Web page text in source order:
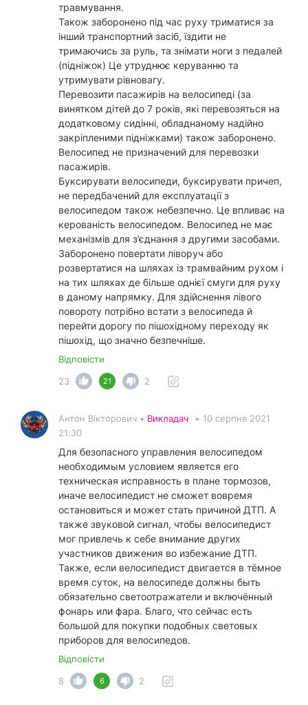
травмування.
Також заборонено під час руху триматися за
інший транспортний засіб, їздити не
тримаючись за руль, та знімати ноги з педалей
(підніжок) Це утруднює керуванню та
утримувати рівновагу.
Перевозити пасажирів на велосипеді (за
винятком дітей до 7 років, які перевозяться на
додатковому сидінні, обладнаному надійно
закріпленими підніжками) також заборонено.
Велосипед не призначений для перевозки
пасажирів.
Буксирувати велосипеди, буксирувати причеп,
не передбачений для експлуатації з
велосипедом також небезпечно. Це впливає на
керованість велосипедом. Велосипед не має
механізмів для з’єднання з другими засобами.
Заборонено повертати ліворуч або
розвертатися на шляхах із трамвайним рухом і
на тих шляхах де більше однієї смуги для руху
в даному напрямку. Для здійснення лівого
повороту потрібно встати з велосипеда й
перейти дорогу по пішохідному переходу як
пішохід, що значно безпечніше.
Відповісти
23
21 2
Антон Вікторович • Викладач • 10 серпня 2021
21:30
Для безопасного управления велосипедом
необходимым условием является его
техническая исправность в плане тормозов,
иначе велосипедист не сможет вовремя
остановиться и может стать причиной ДТП. А
также звуковой сигнал, чтобы велосипедист
мог привлечь к себе внимание других
участников движения во избежание ДТП.
Также, если велосипедист двигается в тёмное
время суток, на велосипеде должны быть
обязательно светоотражатели и включённый
фонарь или фара. Благо, что сейчас есть
большой для покупки подобных световых
приборов для велосипедов.
Відповісти
8
6 2